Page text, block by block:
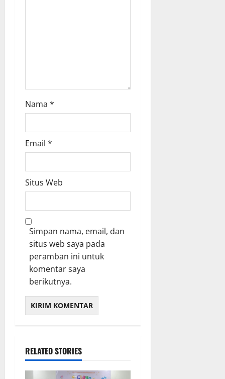
Nama *
Email *
Situs Web
Simpan nama, email, dan
situs web saya pada
peramban ini untuk
komentar saya
berikutnya.
RELATED STORIES